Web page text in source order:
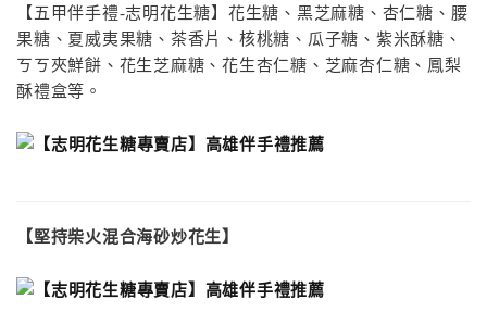
【五甲伴手禮-志明花生糖】花生糖、黑芝麻糖、杏仁糖、腰
果糖、夏威夷果糖、茶香片、核桃糖、瓜子糖、紫米酥糖、
ㄎㄎ夾鮮餅、花生芝麻糖、花生杏仁糖、芝麻杏仁糖、鳳梨
酥禮盒等。
【堅持柴火混合海砂炒花生】